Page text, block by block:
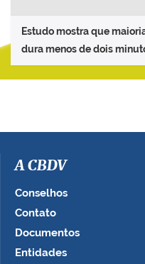
Estudo mostra que
dura menos de dois
A CBDV
Conselhos
Contato
Documentos
Entidades